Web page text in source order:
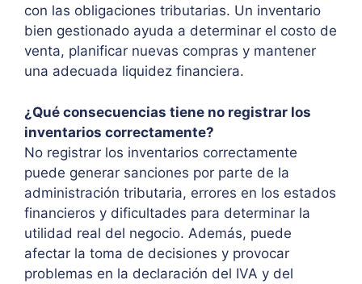
con las obligaciones tributarias. Un inventario
bien gestionado ayuda a determinar el costo de
venta, planificar nuevas compras y mantener
una adecuada liquidez financiera.
¿Qué consecuencias tiene no registrar los
inventarios correctamente?
No registrar los inventarios correctamente
puede generar sanciones por parte de la
administración tributaria, errores en los estados
financieros y dificultades para determinar la
utilidad real del negocio. Además, puede
afectar la toma de decisiones y provocar
problemas en la declaración del IVA y del